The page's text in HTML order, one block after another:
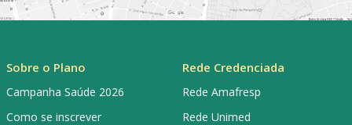
Sobre o Plano
Campanha Saúde 2026
Como se inscrever
Rede Credenciada
Rede Amafresp
Rede Unimed